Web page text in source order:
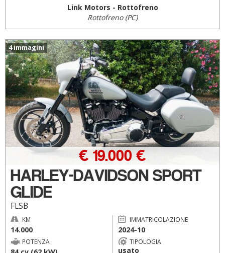
Link Motors - Rottofreno
Rottofreno (PC)
4 immagini
HARLEY-DAVIDSON SPORT
GLIDE
FLSB
€ 19.000 €
KM
14.000
IMMATRICOLAZIONE
2024-10
POTENZA TIPOLOGIA
usato